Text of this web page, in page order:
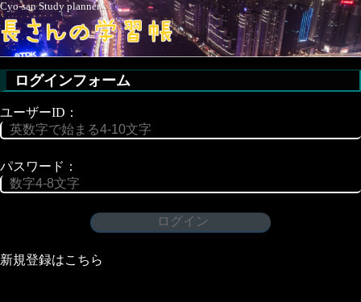
Cyo-san Study planner
ログインフォーム
ユーザーID：
パスワード：
新規登録はこちら